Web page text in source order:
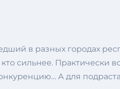
в разных городах
сильнее.
А для